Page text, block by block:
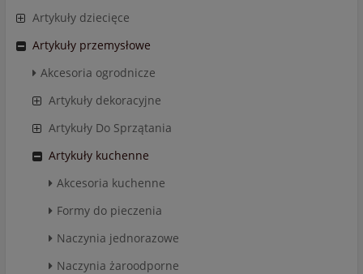
Artykuły dziecięce
Artykuły przemysłowe
Akcesoria ogrodnicze
Artykuły dekoracyjne
Artykuły Do Sprzątania
Artykuły kuchenne
Akcesoria kuchenne
Formy do pieczenia
Naczynia jednorazowe
Naczynia żaroodporne